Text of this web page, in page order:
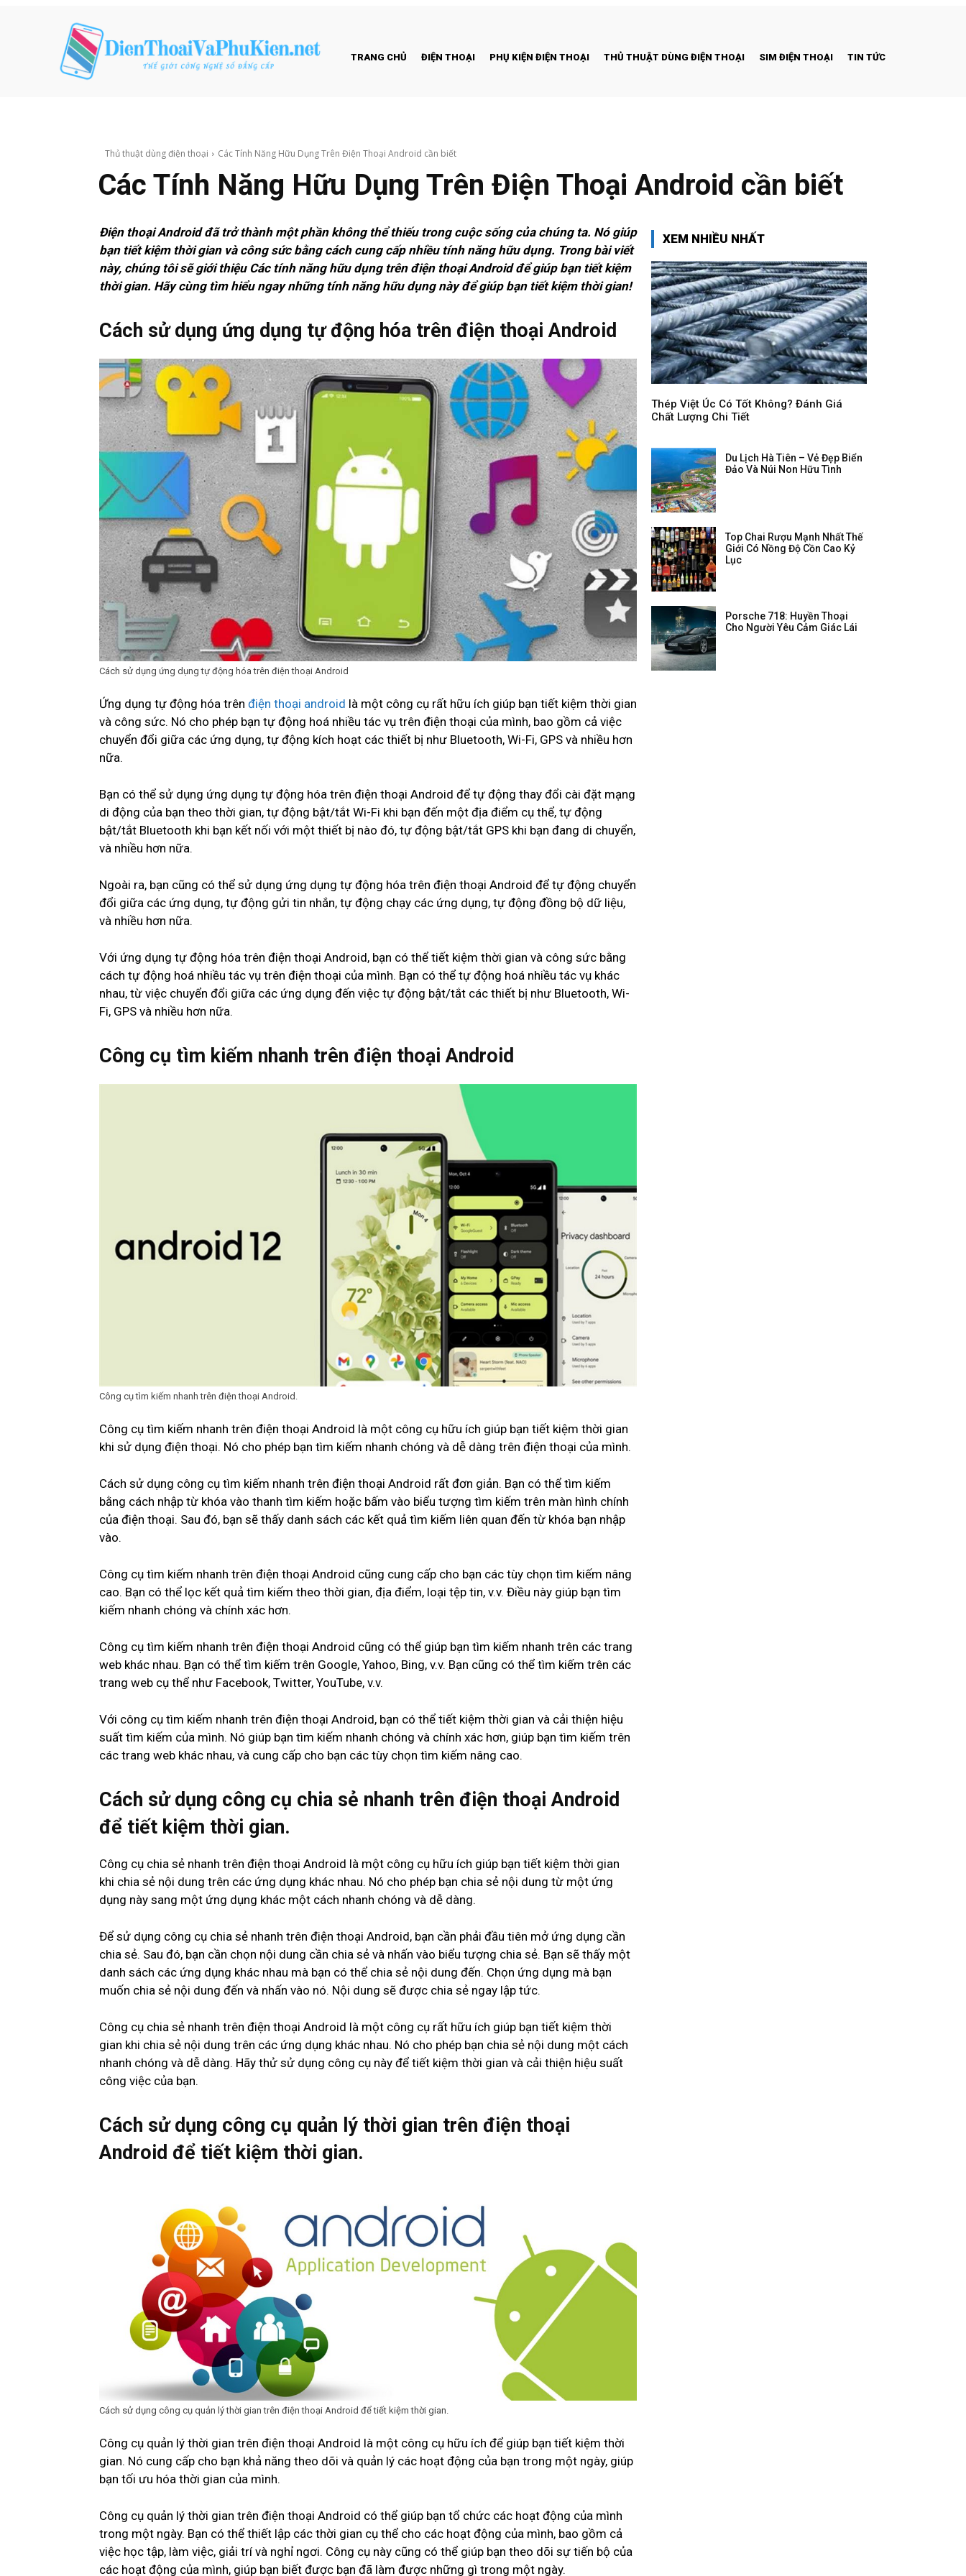
TRANG CHỦ ĐIỆN THOẠI PHỤ KIỆN ĐIỆN THOẠI THỦ THUẬT DÙNG ĐIỆN THOẠI SIM ĐIỆN THOẠI TIN TỨC
Thủ thuật dùng điện thoại Các Tính Năng Hữu Dụng Trên Điện Thoại Android cần biết
Các Tính Năng Hữu Dụng Trên Điện Thoại Android cần biết
Điện thoại Android đã trở thành một phần không thể thiếu trong cuộc sống của chúng ta. Nó giúp
bạn tiết kiệm thời gian và công sức bằng cách cung cấp nhiều tính năng hữu dụng. Trong bài viết
này, chúng tôi sẽ giới thiệu Các tính năng hữu dụng trên điện thoại Android để giúp bạn tiết kiệm
thời gian. Hãy cùng tìm hiểu ngay những tính năng hữu dụng này để giúp bạn tiết kiệm thời gian!
Cách sử dụng ứng dụng tự động hóa trên điện thoại Android
Cách sử dụng ứng dụng tự động hóa trên điện thoại Android
Ứng dụng tự động hóa trên điện thoại android là một công cụ rất hữu ích giúp bạn tiết kiệm thời gian
và công sức. Nó cho phép bạn tự động hoá nhiều tác vụ trên điện thoại của mình, bao gồm cả việc
chuyển đổi giữa các ứng dụng, tự động kích hoạt các thiết bị như Bluetooth, Wi-Fi, GPS và nhiều hơn
nữa.
Bạn có thể sử dụng ứng dụng tự động hóa trên điện thoại Android để tự động thay đổi cài đặt mạng
di động của bạn theo thời gian, tự động bật/tắt Wi-Fi khi bạn đến một địa điểm cụ thể, tự động
bật/tắt Bluetooth khi bạn kết nối với một thiết bị nào đó, tự động bật/tắt GPS khi bạn đang di chuyển,
và nhiều hơn nữa.
Ngoài ra, bạn cũng có thể sử dụng ứng dụng tự động hóa trên điện thoại Android để tự động chuyển
đổi giữa các ứng dụng, tự động gửi tin nhắn, tự động chạy các ứng dụng, tự động đồng bộ dữ liệu,
và nhiều hơn nữa.
Với ứng dụng tự động hóa trên điện thoại Android, bạn có thể tiết kiệm thời gian và công sức bằng
cách tự động hoá nhiều tác vụ trên điện thoại của mình. Bạn có thể tự động hoá nhiều tác vụ khác
nhau, từ việc chuyển đổi giữa các ứng dụng đến việc tự động bật/tắt các thiết bị như Bluetooth, Wi-
Fi, GPS và nhiều hơn nữa.
Công cụ tìm kiếm nhanh trên điện thoại Android
Công cụ tìm kiếm nhanh trên điện thoại Android.
Công cụ tìm kiếm nhanh trên điện thoại Android là một công cụ hữu ích giúp bạn tiết kiệm thời gian
khi sử dụng điện thoại. Nó cho phép bạn tìm kiếm nhanh chóng và dễ dàng trên điện thoại của mình.
Cách sử dụng công cụ tìm kiếm nhanh trên điện thoại Android rất đơn giản. Bạn có thể tìm kiếm
bằng cách nhập từ khóa vào thanh tìm kiếm hoặc bấm vào biểu tượng tìm kiếm trên màn hình chính
của điện thoại. Sau đó, bạn sẽ thấy danh sách các kết quả tìm kiếm liên quan đến từ khóa bạn nhập
vào.
Công cụ tìm kiếm nhanh trên điện thoại Android cũng cung cấp cho bạn các tùy chọn tìm kiếm nâng
cao. Bạn có thể lọc kết quả tìm kiếm theo thời gian, địa điểm, loại tệp tin, v.v. Điều này giúp bạn tìm
kiếm nhanh chóng và chính xác hơn.
Công cụ tìm kiếm nhanh trên điện thoại Android cũng có thể giúp bạn tìm kiếm nhanh trên các trang
web khác nhau. Bạn có thể tìm kiếm trên Google, Yahoo, Bing, v.v. Bạn cũng có thể tìm kiếm trên các
trang web cụ thể như Facebook, Twitter, YouTube, v.v.
Với công cụ tìm kiếm nhanh trên điện thoại Android, bạn có thể tiết kiệm thời gian và cải thiện hiệu
suất tìm kiếm của mình. Nó giúp bạn tìm kiếm nhanh chóng và chính xác hơn, giúp bạn tìm kiếm trên
các trang web khác nhau, và cung cấp cho bạn các tùy chọn tìm kiếm nâng cao.
Cách sử dụng công cụ chia sẻ nhanh trên điện thoại Android
để tiết kiệm thời gian.
Công cụ chia sẻ nhanh trên điện thoại Android là một công cụ hữu ích giúp bạn tiết kiệm thời gian
khi chia sẻ nội dung trên các ứng dụng khác nhau. Nó cho phép bạn chia sẻ nội dung từ một ứng
dụng này sang một ứng dụng khác một cách nhanh chóng và dễ dàng.
Để sử dụng công cụ chia sẻ nhanh trên điện thoại Android, bạn cần phải đầu tiên mở ứng dụng cần
chia sẻ. Sau đó, bạn cần chọn nội dung cần chia sẻ và nhấn vào biểu tượng chia sẻ. Bạn sẽ thấy một
danh sách các ứng dụng khác nhau mà bạn có thể chia sẻ nội dung đến. Chọn ứng dụng mà bạn
muốn chia sẻ nội dung đến và nhấn vào nó. Nội dung sẽ được chia sẻ ngay lập tức.
Công cụ chia sẻ nhanh trên điện thoại Android là một công cụ rất hữu ích giúp bạn tiết kiệm thời
gian khi chia sẻ nội dung trên các ứng dụng khác nhau. Nó cho phép bạn chia sẻ nội dung một cách
nhanh chóng và dễ dàng. Hãy thử sử dụng công cụ này để tiết kiệm thời gian và cải thiện hiệu suất
công việc của bạn.
Cách sử dụng công cụ quản lý thời gian trên điện thoại
Android để tiết kiệm thời gian.
Cách sử dụng công cụ quản lý thời gian trên điện thoại Android để tiết kiệm thời gian.
Công cụ quản lý thời gian trên điện thoại Android là một công cụ hữu ích để giúp bạn tiết kiệm thời
gian. Nó cung cấp cho bạn khả năng theo dõi và quản lý các hoạt động của bạn trong một ngày, giúp
bạn tối ưu hóa thời gian của mình.
Công cụ quản lý thời gian trên điện thoại Android có thể giúp bạn tổ chức các hoạt động của mình
trong một ngày. Bạn có thể thiết lập các thời gian cụ thể cho các hoạt động của mình, bao gồm cả
việc học tập, làm việc, giải trí và nghỉ ngơi. Công cụ này cũng có thể giúp bạn theo dõi sự tiến bộ của
các hoạt động của mình, giúp bạn biết được bạn đã làm được những gì trong một ngày.
XEM NHIỀU NHẤT
Thép Việt Úc Có Tốt Không? Đánh Giá
Chất Lượng Chi Tiết
Du Lịch Hà Tiên – Vẻ Đẹp Biển
Đảo Và Núi Non Hữu Tình
Top Chai Rượu Mạnh Nhất Thế
Giới Có Nồng Độ Cồn Cao Kỷ
Lục
Porsche 718: Huyền Thoại
Cho Người Yêu Cảm Giác Lái